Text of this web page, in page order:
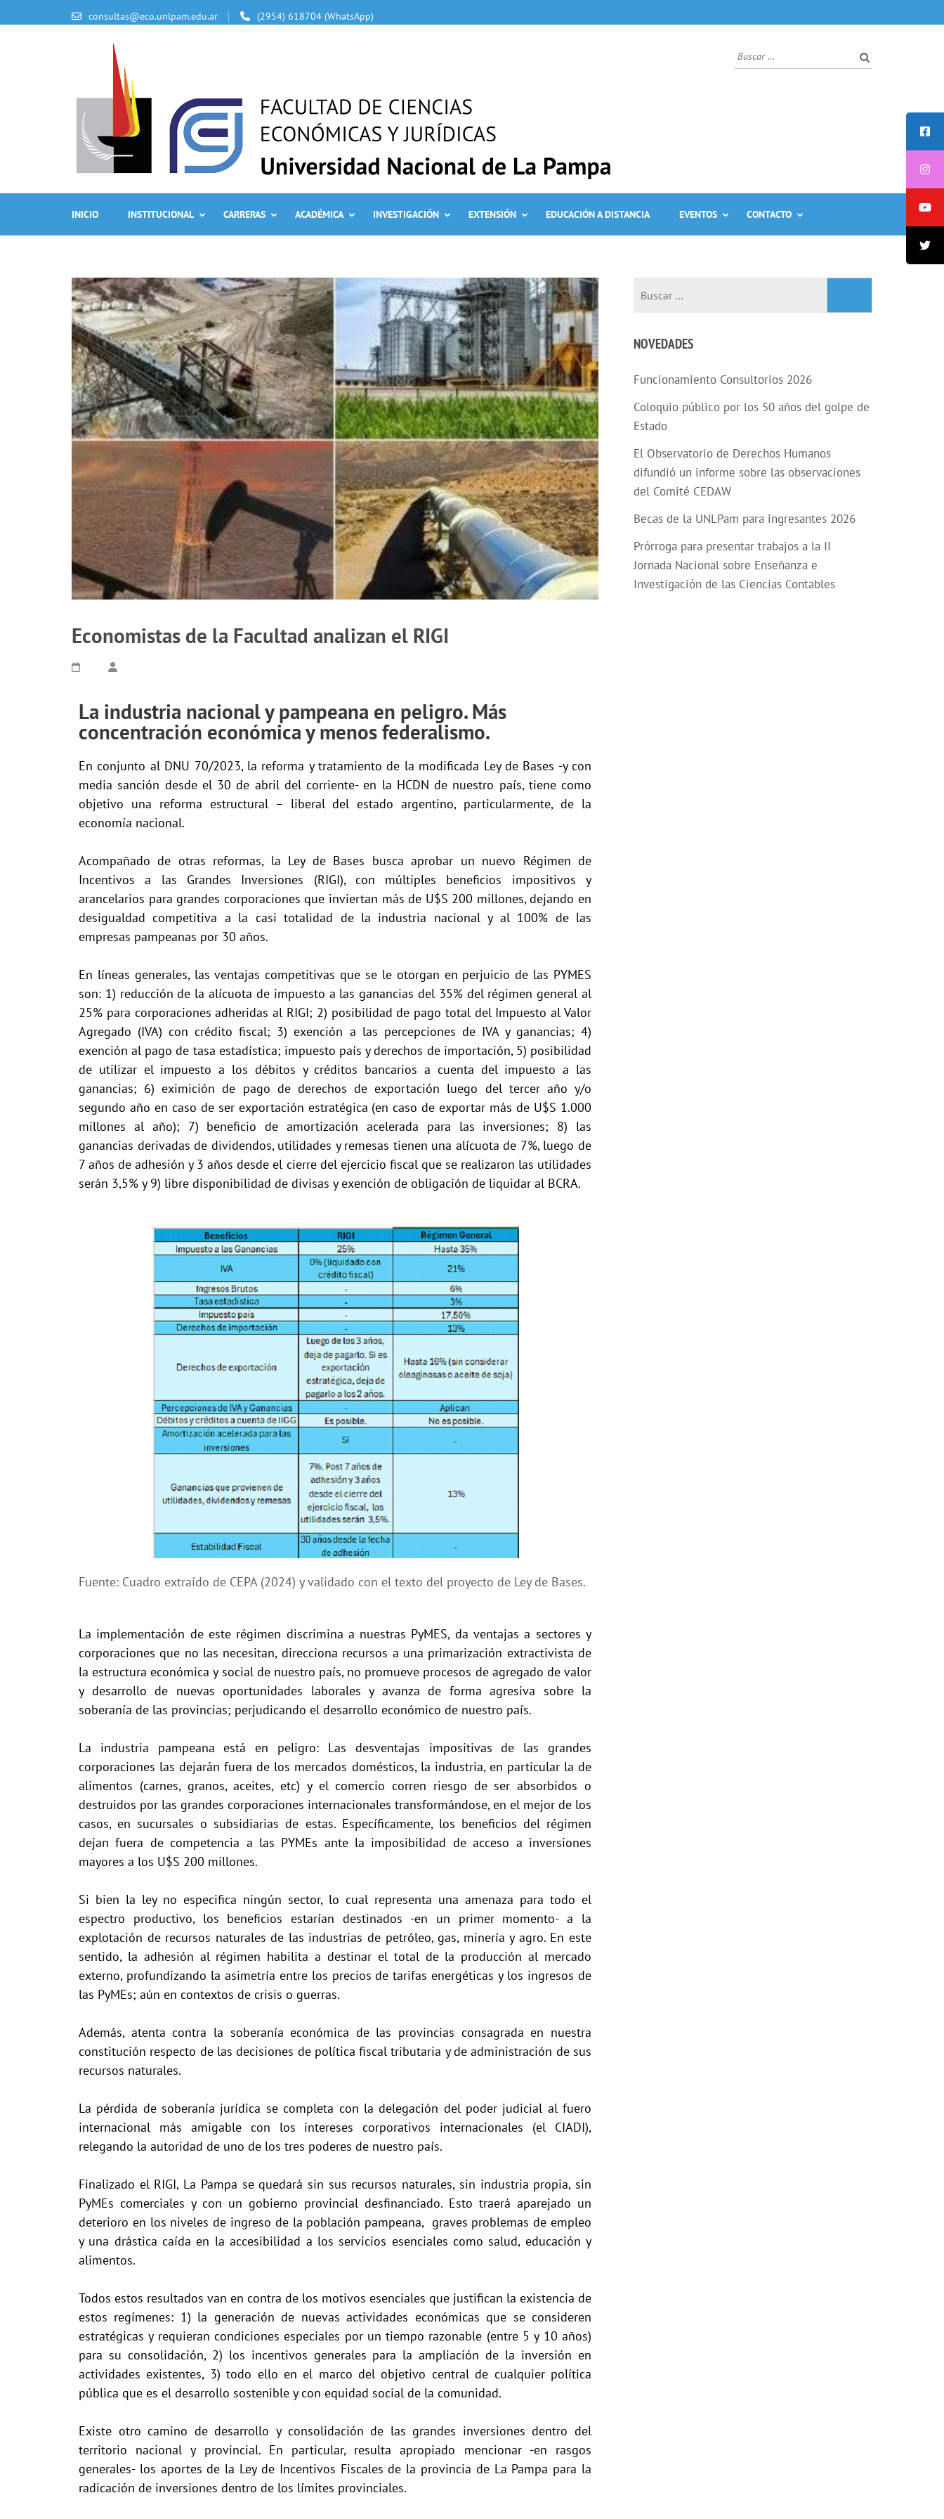
consultas@eco.unlpam.edu.ar (2954) 618704 (WhatsApp)
INICIO INSTITUCIONAL CARRERAS ACADÉMICA INVESTIGACIÓN EXTENSIÓN EDUCACIÓN A DISTANCIA EVENTOS CONTACTO
Economistas de la Facultad analizan el RIGI
La industria nacional y pampeana en peligro. Más
concentración económica y menos federalismo.
En conjunto al DNU 70/2023, la reforma y tratamiento de la modificada Ley de Bases -y con
media sanción desde el 30 de abril del corriente- en la HCDN de nuestro país, tiene como
objetivo una reforma estructural – liberal del estado argentino, particularmente, de la
economía nacional.
Acompañado de otras reformas, la Ley de Bases busca aprobar un nuevo Régimen de
Incentivos a las Grandes Inversiones (RIGI), con múltiples beneficios impositivos y
arancelarios para grandes corporaciones que inviertan más de U$S 200 millones, dejando en
desigualdad competitiva a la casi totalidad de la industria nacional y al 100% de las
empresas pampeanas por 30 años.
En líneas generales, las ventajas competitivas que se le otorgan en perjuicio de las PYMES
son: 1) reducción de la alícuota de impuesto a las ganancias del 35% del régimen general al
25% para corporaciones adheridas al RIGI; 2) posibilidad de pago total del Impuesto al Valor
Agregado (IVA) con crédito fiscal; 3) exención a las percepciones de IVA y ganancias; 4)
exención al pago de tasa estadística; impuesto país y derechos de importación, 5) posibilidad
de utilizar el impuesto a los débitos y créditos bancarios a cuenta del impuesto a las
ganancias; 6) eximición de pago de derechos de exportación luego del tercer año y/o
segundo año en caso de ser exportación estratégica (en caso de exportar más de U$S 1.000
millones al año); 7) beneficio de amortización acelerada para las inversiones; 8) las
ganancias derivadas de dividendos, utilidades y remesas tienen una alícuota de 7%, luego de
7 años de adhesión y 3 años desde el cierre del ejercicio fiscal que se realizaron las utilidades
serán 3,5% y 9) libre disponibilidad de divisas y exención de obligación de liquidar al BCRA.
Fuente: Cuadro extraído de CEPA (2024) y validado con el texto del proyecto de Ley de Bases.
La implementación de este régimen discrimina a nuestras PyMES, da ventajas a sectores y
corporaciones que no las necesitan, direcciona recursos a una primarización extractivista de
la estructura económica y social de nuestro país, no promueve procesos de agregado de valor
y desarrollo de nuevas oportunidades laborales y avanza de forma agresiva sobre la
soberanía de las provincias; perjudicando el desarrollo económico de nuestro país.
La industria pampeana está en peligro: Las desventajas impositivas de las grandes
corporaciones las dejarán fuera de los mercados domésticos, la industria, en particular la de
alimentos (carnes, granos, aceites, etc) y el comercio corren riesgo de ser absorbidos o
destruidos por las grandes corporaciones internacionales transformándose, en el mejor de los
casos, en sucursales o subsidiarias de estas. Específicamente, los beneficios del régimen
dejan fuera de competencia a las PYMEs ante la imposibilidad de acceso a inversiones
mayores a los U$S 200 millones.
Si bien la ley no especifica ningún sector, lo cual representa una amenaza para todo el
espectro productivo, los beneficios estarían destinados -en un primer momento- a la
explotación de recursos naturales de las industrias de petróleo, gas, minería y agro. En este
sentido, la adhesión al régimen habilita a destinar el total de la producción al mercado
externo, profundizando la asimetría entre los precios de tarifas energéticas y los ingresos de
las PyMEs; aún en contextos de crisis o guerras.
Además, atenta contra la soberanía económica de las provincias consagrada en nuestra
constitución respecto de las decisiones de política fiscal tributaria y de administración de sus
recursos naturales.
La pérdida de soberanía jurídica se completa con la delegación del poder judicial al fuero
internacional más amigable con los intereses corporativos internacionales (el CIADI),
relegando la autoridad de uno de los tres poderes de nuestro país.
Finalizado el RIGI, La Pampa se quedará sin sus recursos naturales, sin industria propia, sin
PyMEs comerciales y con un gobierno provincial desfinanciado. Esto traerá aparejado un
deterioro en los niveles de ingreso de la población pampeana, graves problemas de empleo
y una drástica caída en la accesibilidad a los servicios esenciales como salud, educación y
alimentos.
Todos estos resultados van en contra de los motivos esenciales que justifican la existencia de
estos regímenes: 1) la generación de nuevas actividades económicas que se consideren
estratégicas y requieran condiciones especiales por un tiempo razonable (entre 5 y 10 años)
para su consolidación, 2) los incentivos generales para la ampliación de la inversión en
actividades existentes, 3) todo ello en el marco del objetivo central de cualquier política
pública que es el desarrollo sostenible y con equidad social de la comunidad.
Existe otro camino de desarrollo y consolidación de las grandes inversiones dentro del
territorio nacional y provincial. En particular, resulta apropiado mencionar -en rasgos
generales- los aportes de la Ley de Incentivos Fiscales de la provincia de La Pampa para la
radicación de inversiones dentro de los límites provinciales.
NOVEDADES
Funcionamiento Consultorios 2026
Coloquio público por los 50 años del golpe de
Estado
El Observatorio de Derechos Humanos
difundió un informe sobre las observaciones
del Comité CEDAW
Becas de la UNLPam para ingresantes 2026
Prórroga para presentar trabajos a la II
Jornada Nacional sobre Enseñanza e
Investigación de las Ciencias Contables